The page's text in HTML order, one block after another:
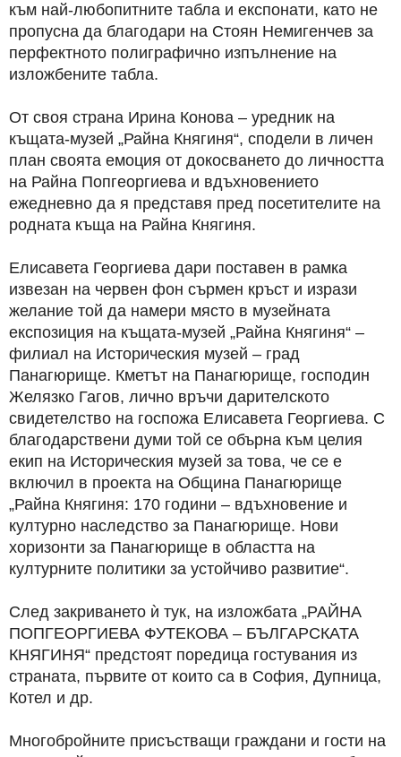
към най-любопитните табла и експонати, като не
пропусна да благодари на Стоян Немигенчев за
перфектното полиграфично изпълнение на
изложбените табла.
От своя страна Ирина Конова – уредник на
къщата-музей „Райна Княгиня“, сподели в личен
план своята емоция от докосването до личността
на Райна Попгеоргиева и вдъхновението
ежедневно да я представя пред посетителите на
родната къща на Райна Княгиня.
Елисавета Георгиева дари поставен в рамка
извезан на червен фон сърмен кръст и изрази
желание той да намери място в музейната
експозиция на къщата-музей „Райна Княгиня“ –
филиал на Историческия музей – град
Панагюрище. Кметът на Панагюрище, господин
Желязко Гагов, лично връчи дарителското
свидетелство на госпожа Елисавета Георгиева. С
благодарствени думи той се обърна към целия
екип на Историческия музей за това, че се е
включил в проекта на Община Панагюрище
„Райна Княгиня: 170 години – вдъхновение и
културно наследство за Панагюрище. Нови
хоризонти за Панагюрище в областта на
културните политики за устойчиво развитие“.
След закриването ѝ тук, на изложбата „РАЙНА
ПОПГЕОРГИЕВА ФУТЕКОВА – БЪЛГАРСКАТА
КНЯГИНЯ“ предстоят поредица гостувания из
страната, първите от които са в София, Дупница,
Котел и др.
Многобройните присъстващи граждани и гости на